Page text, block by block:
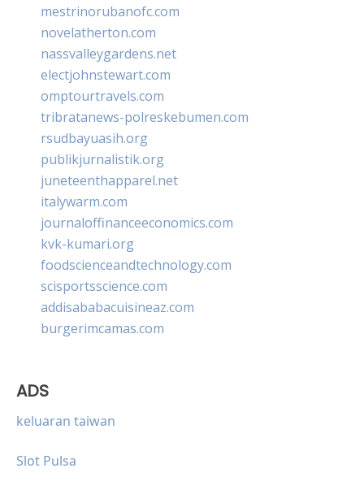
mestrinorubanofc.com
novelatherton.com
nassvalleygardens.net
electjohnstewart.com
omptourtravels.com
tribratanews-polreskebumen.com
rsudbayuasih.org
publikjurnalistik.org
juneteenthapparel.net
italywarm.com
journaloffinanceeconomics.com
kvk-kumari.org
foodscienceandtechnology.com
scisportsscience.com
addisababacuisineaz.com
burgerimcamas.com
ADS
keluaran taiwan
Slot Pulsa